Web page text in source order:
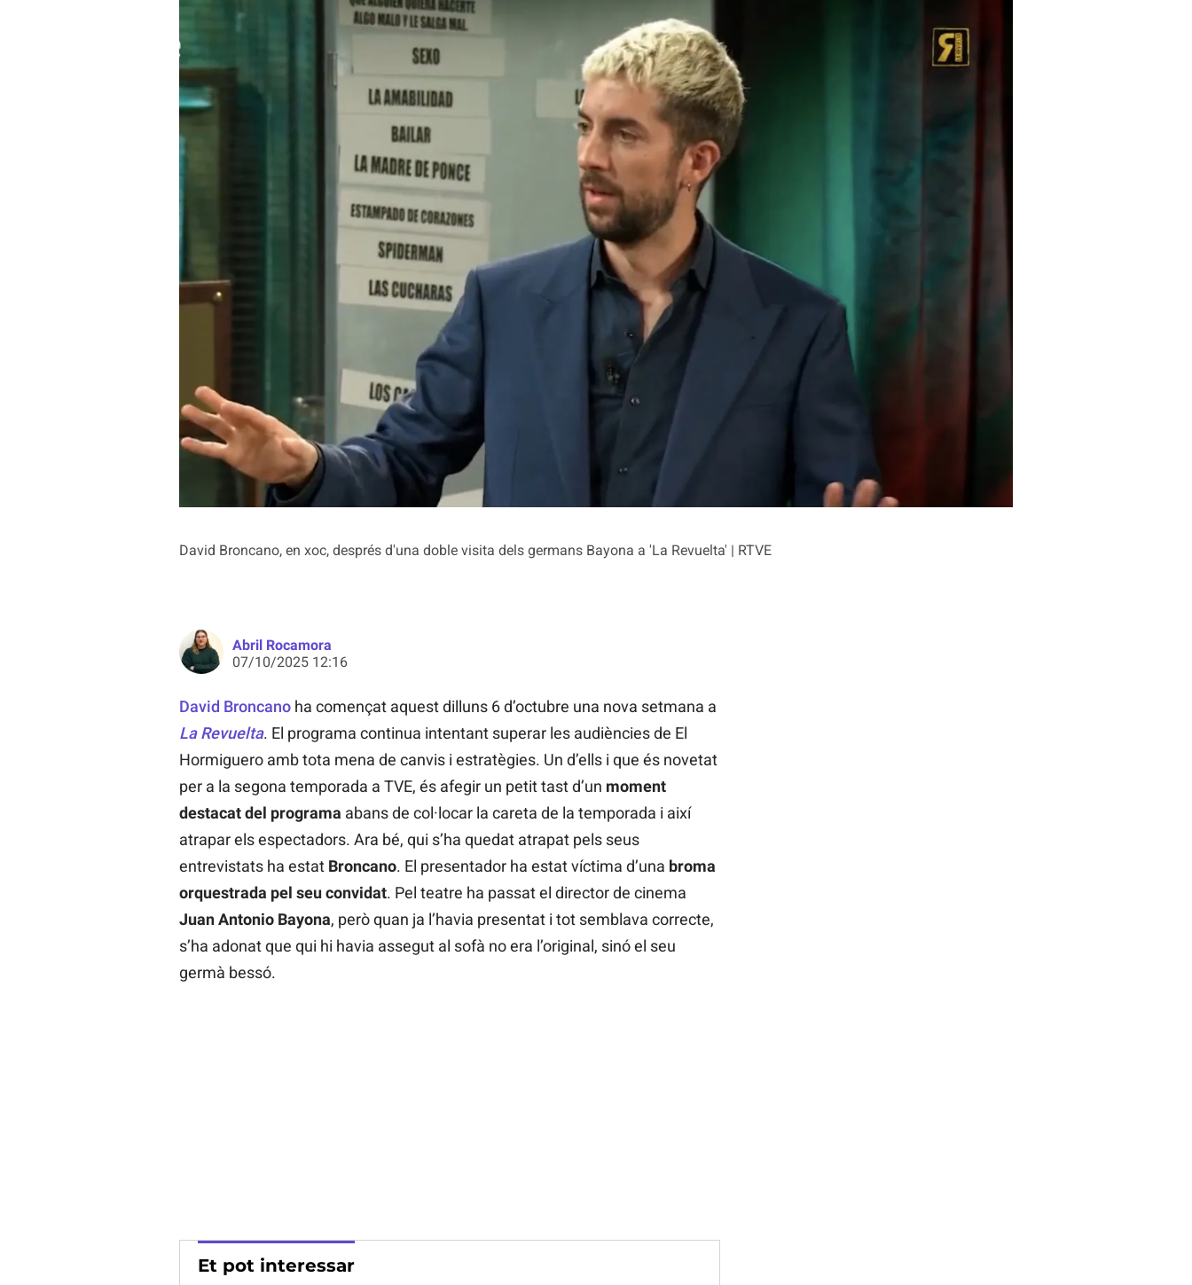
David Broncano, en xoc, després d'una doble visita dels germans Bayona a 'La Revuelta' | RTVE
Abril Rocamora
07/10/2025 12:16
David Broncanoha començat aquest dilluns 6 d’octubre una nova setmana a
La Revuelta. El programa continua intentant superar les audiències de El
Hormiguero amb tota mena de canvis i estratègies. Un d’ells i que és novetat
per a la segona temporada a TVE, és afegir un petit tast d’un moment
destacat del programa abans de col·locar la careta de la temporada i així
atrapar els espectadors. Ara bé, qui s’ha quedat atrapat pels seus
entrevistats ha estat Broncano. El presentador ha estat víctima d’una broma
orquestrada pel seu convidat. Pel teatre ha passat el director de cinema
Juan Antonio Bayona, però quan ja l’havia presentat i tot semblava correcte,
s’ha adonat que qui hi havia assegut al sofà no era l’original, sinó el seu
germà bessó.
Et pot interessar